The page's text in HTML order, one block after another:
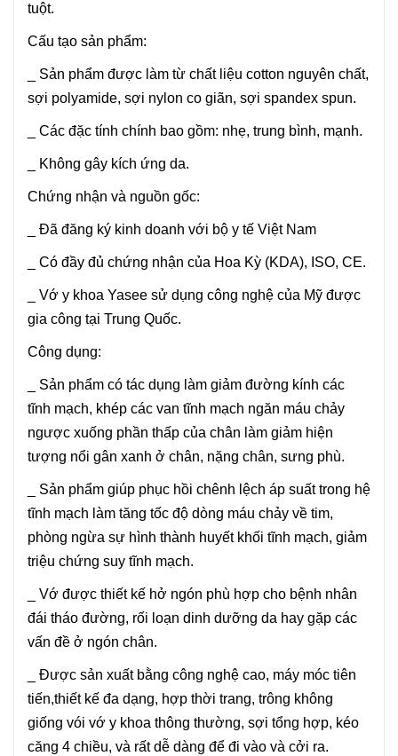
tuột.
Cấu tạo sản phẩm:
_ Sản phẩm được làm từ chất liệu cotton nguyên chất,
sợi polyamide, sợi nylon co giãn, sợi spandex spun.
_ Các đặc tính chính bao gồm: nhẹ, trung bình, mạnh.
_ Không gây kích ứng da.
Chứng nhận và nguồn gốc:
_ Đã đăng ký kinh doanh với bộ y tế Việt Nam
_ Có đầy đủ chứng nhận của Hoa Kỳ (KDA), ISO, CE.
_ Vớ y khoa Yasee sử dụng công nghệ của Mỹ được
gia công tại Trung Quốc.
Công dụng:
_ Sản phẩm có tác dụng làm giảm đường kính các
tĩnh mạch, khép các van tĩnh mạch ngăn máu chảy
ngược xuống phần thấp của chân làm giảm hiện
tượng nổi gân xanh ở chân, nặng chân, sưng phù.
_ Sản phẩm giúp phục hồi chênh lệch áp suất trong hệ
tĩnh mạch làm tăng tốc độ dòng máu chảy về tim,
phòng ngừa sự hình thành huyết khối tĩnh mạch, giảm
triệu chứng suy tĩnh mạch.
_ Vớ được thiết kế hở ngón phù hợp cho bệnh nhân
đái tháo đường, rối loạn dinh dưỡng da hay gặp các
vấn đề ở ngón chân.
_ Được sản xuất bằng công nghệ cao, máy móc tiên
tiến,thiết kế đa dạng, hợp thời trang, trông không
giống vói vớ y khoa thông thường, sợi tổng hợp, kéo
căng 4 chiều, và rất dễ dàng để đi vào và cởi ra.